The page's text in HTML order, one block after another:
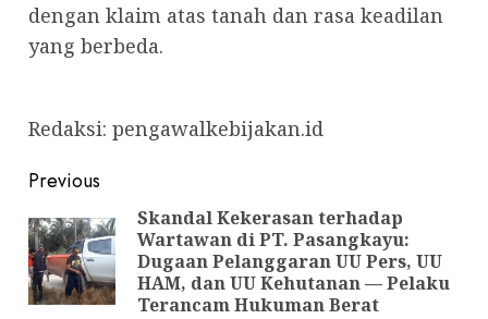
dengan klaim atas tanah dan rasa keadilan
yang berbeda.
Redaksi: pengawalkebijakan.id
Post
navigation
Previous
Skandal Kekerasan terhadap
Wartawan di PT. Pasangkayu:
Dugaan Pelanggaran UU Pers, UU
HAM, dan UU Kehutanan — Pelaku
Terancam Hukuman Berat